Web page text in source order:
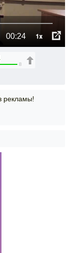
00:24 1x
8
рекламы!